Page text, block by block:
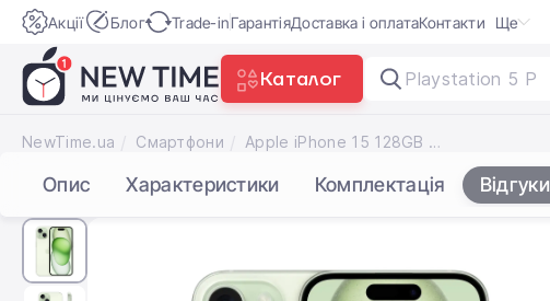
Акції Блог Trade-inГарантіяДоставка і оплатаКонтакти Ще
Каталог
NewTime.ua Смартфони Apple iPhone 15 128GB Green Dual Sim (MTLH3)
Опис Характеристики Комплектація Відгуки